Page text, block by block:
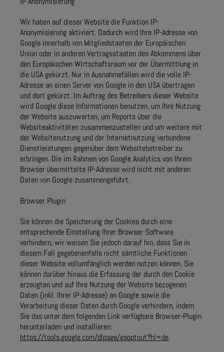
Wir haben auf dieser Website die Funktion IP-
Anonymisierung aktiviert. Dadurch wird Ihre IP-Adresse von
Google innerhalb von Mitgliedstaaten der Europäischen
Union oder in anderen Vertragsstaaten des Abkommens über
den Europäischen Wirtschaftsraum vor der Übermittlung in
die USA gekürzt. Nur in Ausnahmefällen wird die volle IP-
Adresse an einen Server von Google in den USA übertragen
und dort gekürzt. Im Auftrag des Betreibers dieser Website
wird Google diese Informationen benutzen, um Ihre Nutzung
der Website auszuwerten, um Reports über die
Websiteaktivitäten zusammenzustellen und um weitere mit
der Websitenutzung und der Internetnutzung verbundene
Dienstleistungen gegenüber dem Websitebetreiber zu
erbringen. Die im Rahmen von Google Analytics von Ihrem
Browser übermittelte IP-Adresse wird nicht mit anderen
Daten von Google zusammengeführt.
Browser Plugin
Sie können die Speicherung der Cookies durch eine
entsprechende Einstellung Ihrer Browser-Software
verhindern; wir weisen Sie jedoch darauf hin, dass Sie in
diesem Fall gegebenenfalls nicht sämtliche Funktionen
dieser Website vollumfänglich werden nutzen können. Sie
können darüber hinaus die Erfassung der durch den Cookie
erzeugten und auf Ihre Nutzung der Website bezogenen
Daten (inkl. Ihrer IP-Adresse) an Google sowie die
Verarbeitung dieser Daten durch Google verhindern, indem
Sie das unter dem folgenden Link verfügbare Browser-Plugin
herunterladen und installieren:
https://tools.google.com/dlpage/gaoptout?hl=de.